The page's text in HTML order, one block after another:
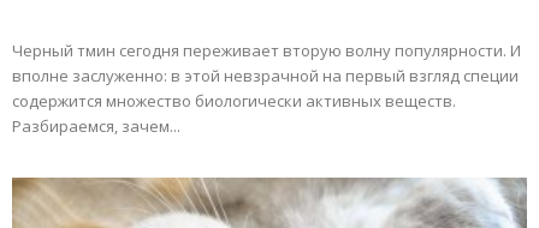
Черный тмин сегодня переживает вторую волну популярности. И
вполне заслуженно: в этой невзрачной на первый взгляд специи
содержится множество биологически активных веществ.
Разбираемся, зачем...